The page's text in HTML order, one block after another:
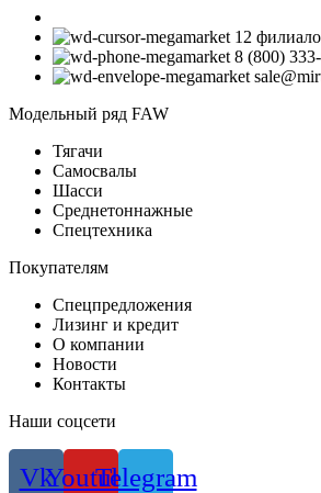
12
8 (800)
Модельный ряд FAW
Тягачи
Самосвалы
Шасси
Среднетоннажные
Спецтехника
Покупателям
Спецпредложения
Лизинг и кредит
О компании
Новости
Контакты
Наши соцсети
VkYoutubeTelegram